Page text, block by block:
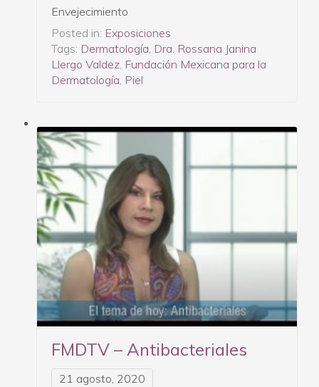
Envejecimiento
Posted in: Exposiciones
Tags: Dermatología, Dra. Rossana Janina
Llergo Valdez, Fundación Mexicana para la
Dermatología, Piel
FMDTV – Antibacteriales
21 agosto, 2020